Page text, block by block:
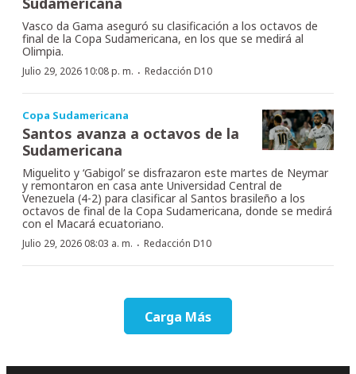
Vasco da Gama aseguró su clasificación a los octavos de
final de la Copa Sudamericana, en los que se medirá al
Olimpia.
Julio 29, 2026 10:08 p. m. · Redacción D10
Copa Sudamericana
Santos avanza a octavos de la
Sudamericana
Miguelito y ‘Gabigol’ se disfrazaron este martes de Neymar
y remontaron en casa ante Universidad Central de
Venezuela (4-2) para clasificar al Santos brasileño a los
octavos de final de la Copa Sudamericana, donde se medirá
con el Macará ecuatoriano.
Julio 29, 2026 08:03 a. m. · Redacción D10
Carga Más